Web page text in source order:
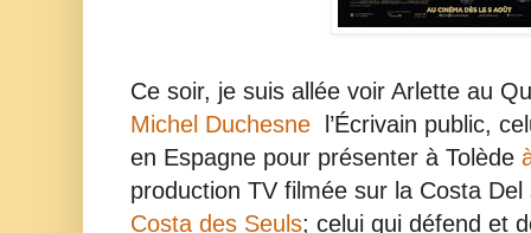
Ce soir, je suis allée voir Arlette au
Michel Duchesne
l’Écrivain public,
en Espagne pour présenter à Tolède
production TV filmée sur la Costa
Costa des Seuls; celui qui défend et